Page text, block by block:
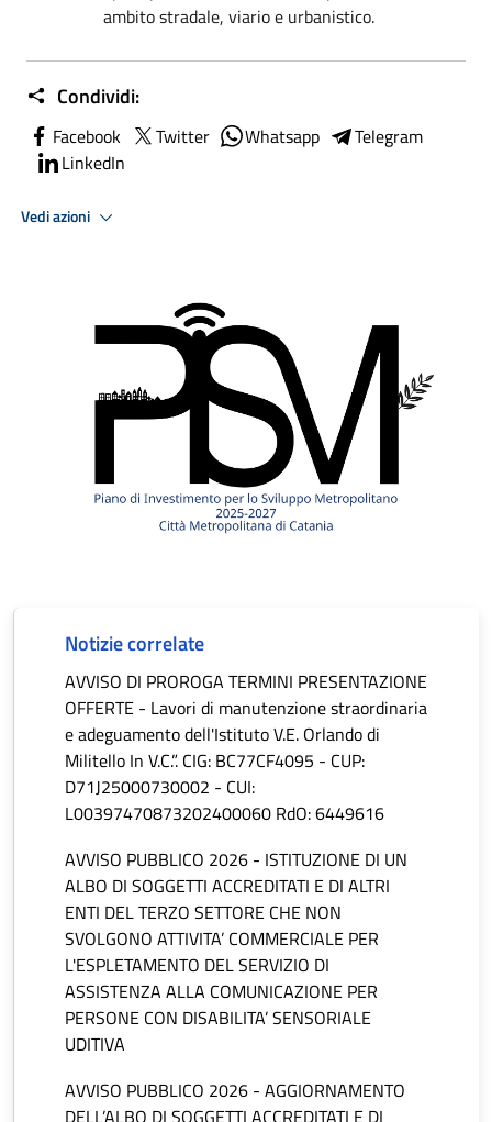
ambito stradale, viario e urbanistico.
Condividi:
Facebook Twitter Whatsapp
Telegram
LinkedIn
Vedi azioni
Notizie correlate
AVVISO DI PROROGA TERMINI PRESENTAZIONE
OFFERTE - Lavori di manutenzione straordinaria
e adeguamento dell'Istituto V.E. Orlando di
Militello In V.C.”. CIG: BC77CF4095 - CUP:
D71J25000730002 - CUI:
L00397470873202400060 RdO: 6449616
AVVISO PUBBLICO 2026 - ISTITUZIONE DI UN
ALBO DI SOGGETTI ACCREDITATI E DI ALTRI
ENTI DEL TERZO SETTORE CHE NON
SVOLGONO ATTIVITA’ COMMERCIALE PER
L'ESPLETAMENTO DEL SERVIZIO DI
ASSISTENZA ALLA COMUNICAZIONE PER
PERSONE CON DISABILITA’ SENSORIALE
UDITIVA
AVVISO PUBBLICO 2026 - AGGIORNAMENTO
DELL’ALBO DI SOGGETTI ACCREDITATI E DI